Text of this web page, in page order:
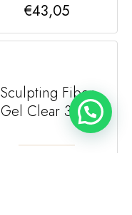
€43,05
Sculpting Fiber
Gel Clear 30gr